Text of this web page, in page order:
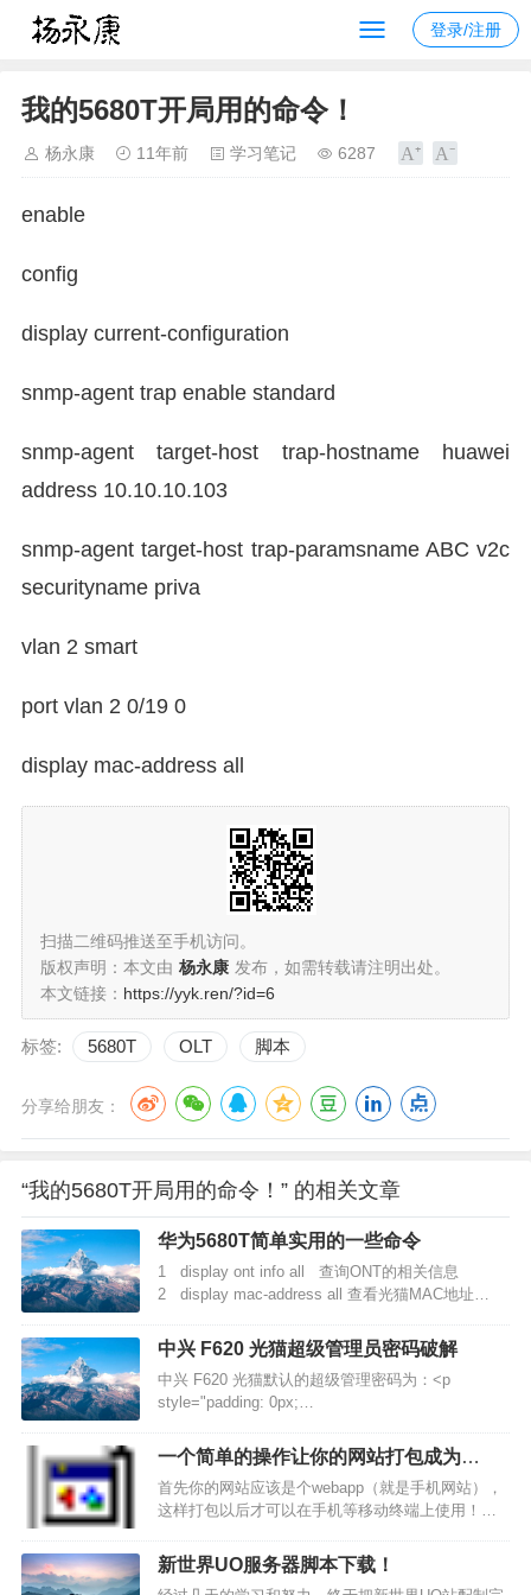
登录/注册
我的5680T开局用的命令！
杨永康 11年前 学习笔记 6287
enable
config
display current-configuration
snmp-agent trap enable standard
snmp-agent target-host trap-hostname huawei
address 10.10.10.103
snmp-agent target-host trap-paramsname ABC v2c
securityname priva
vlan 2 smart
port vlan 2 0/19 0
display mac-address all
扫描二维码推送至手机访问。
版权声明：本文由 杨永康 发布，如需转载请注明出处。
本文链接： https://yyk.ren/?id=6
标签: 5680T OLT 脚本
分享给朋友：
“我的5680T开局用的命令！” 的相关文章
华为5680T简单实用的一些命令
1 display ont info all 查询ONT的相关信息
2 display mac-address all 查看光猫MAC地址
中兴 F620 光猫超级管理员密码破解
中兴 F620 光猫默认的超级管理密码为：˂p
style="padding: 0px;…
一个简单的操作让你的网站打包成为
APP！
首先你的网站应该是个webapp（就是手机网站），
这样打包以后才可以在手机等移动终端上使用！然
href="http://dashboar…
新世界UO服务器脚本下载！